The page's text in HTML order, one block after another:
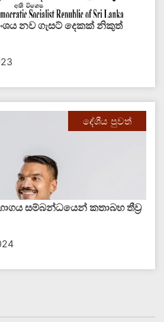
නව ගැසට් දෙකක් නිකුත්
දේශීය පුවත්
සම්බන්ධයෙන් කතාබහ තීව්‍ර